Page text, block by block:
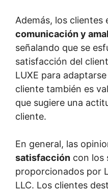
Además, los clientes
comunicación y
señalando que se
satisfacción del
LUXE para
cliente también es
que sugiere una
cliente.
En general, las
satisfacción con los
proporcionados por
LLC. Los clientes